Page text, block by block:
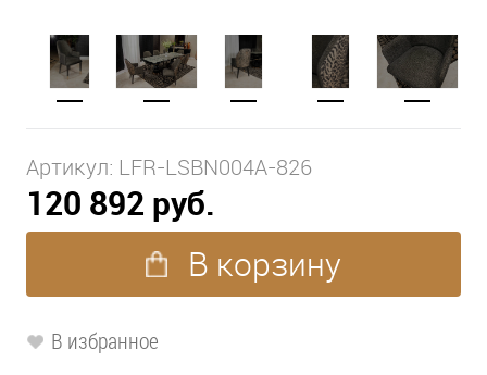
Артикул: LFR-LSBN004A-826
120 892 руб.
В корзину
В избранное